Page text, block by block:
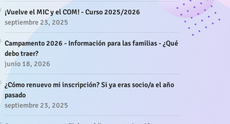
¡Vuelve el MIC y el COM! - Curso 2025/2026
septiembre 23, 2025
Campamento 2026 - Información para las familias - ¿Qué
debo traer?
junio 18, 2026
¿Cómo renuevo mi inscripción? Si ya eras socio/a el año
pasado
septiembre 23, 2025